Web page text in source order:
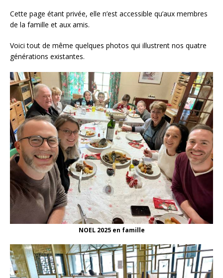
Cette page étant privée, elle n’est accessible qu’aux membres
de la famille et aux amis.
Voici tout de même quelques photos qui illustrent nos quatre
générations existantes.
NOEL 2025 en famille